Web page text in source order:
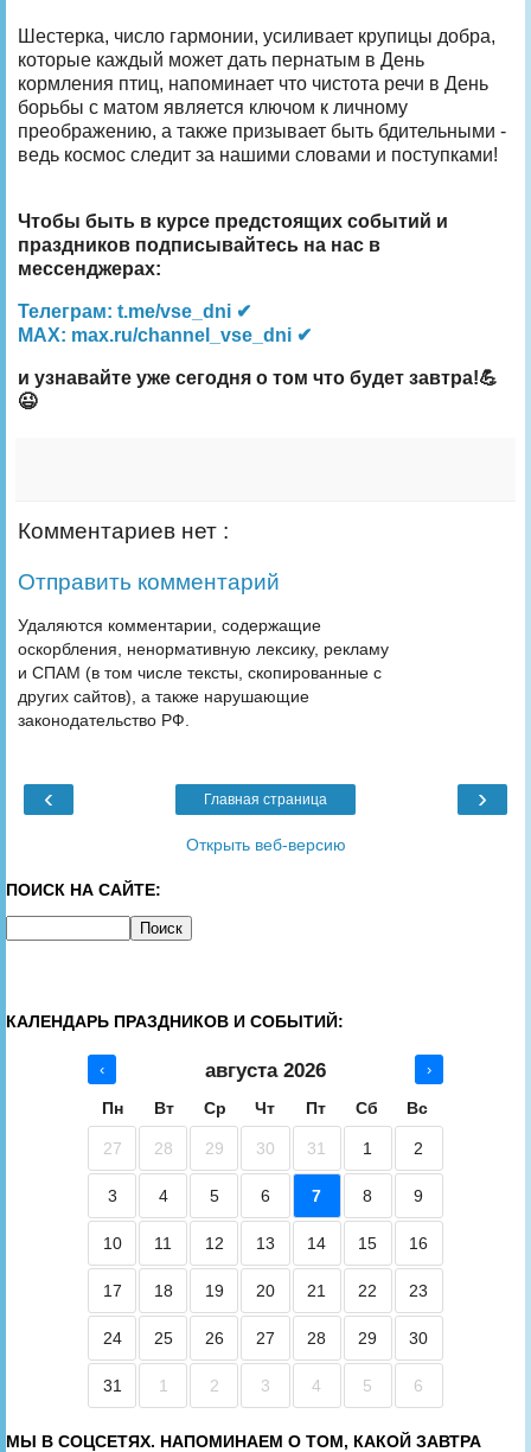
Шестерка, число гармонии, усиливает крупицы добра,
которые каждый может дать пернатым в День
кормления птиц, напоминает что чистота речи в День
борьбы с матом является ключом к личному
преображению, а также призывает быть бдительными -
ведь космос следит за нашими словами и поступками!
Чтобы быть в курсе предстоящих событий и
праздников подписывайтесь на нас в
мессенджерах:
Телеграм: t.me/vse_dni ✔
MAX: max.ru/channel_vse_dni ✔
и узнавайте уже сегодня о том что будет завтра!💪
😉
Комментариев нет :
Отправить комментарий
Удаляются комментарии, содержащие
оскорбления, ненормативную лексику, рекламу
и СПАМ (в том числе тексты, скопированные с
других сайтов), а также нарушающие
законодательство РФ.
‹ ›
Главная страница
Открыть веб-версию
ПОИСК НА САЙТЕ:
КАЛЕНДАРЬ ПРАЗДНИКОВ И СОБЫТИЙ:
‹ августа 2026 ›
Пн Вт Ср Чт Пт Сб Вс
27 28 29 30 31 1 2
3 4 5 6 7 8 9
10 11 12 13 14 15 16
17 18 19 20 21 22 23
24 25 26 27 28 29 30
31 1 2 3 4 5 6
МЫ В СОЦСЕТЯХ. НАПОМИНАЕМ О ТОМ, КАКОЙ ЗАВТРА